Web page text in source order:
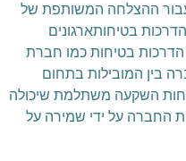
ההצלחה המשותפת של
ארגונים
בטיחות כמו חברת
בין המובילות בתחום
השקעה משתלמת שיכולה
החברה על ידי שמירה על